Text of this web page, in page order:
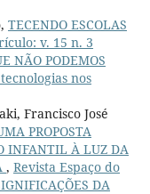
TECENDO ESCOLAS
v. 15 n. 3
NÃO PODEMOS
nos
Francisco José
PROPOSTA
INFANTIL À LUZ DA
, Revista Espaço do
DA